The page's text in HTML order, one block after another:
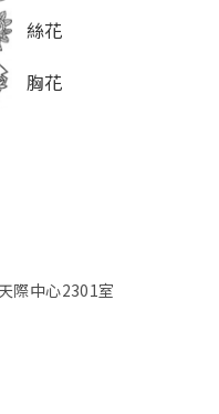
絲花
胸花
際中心2301室